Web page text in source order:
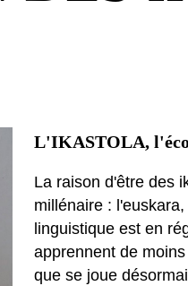
L'IKASTOLA,
La raison d'être des
millénaire :
linguistique est en
apprennent de
que se joue